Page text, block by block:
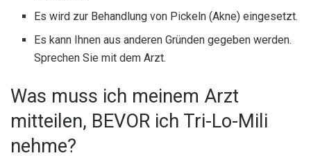
Es wird zur Behandlung von Pickeln (Akne) eingesetzt.
Es kann Ihnen aus anderen Gründen gegeben werden.
Sprechen Sie mit dem Arzt.
Was muss ich meinem Arzt
mitteilen, BEVOR ich Tri-Lo-Mili
nehme?